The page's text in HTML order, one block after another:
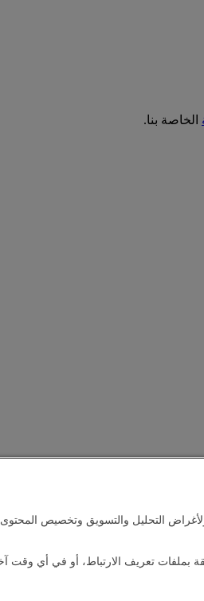
الخاصة بنا.
التحليل والتسويق وتخصيص المحتوى
بملفات تعريف الارتباط، أو في أي وقت